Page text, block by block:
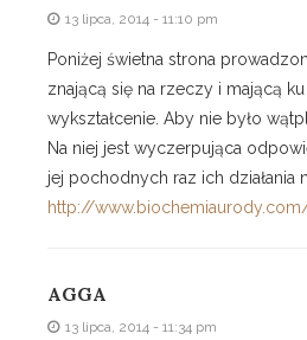
13 lipca, 2014 - 11:10 pm
Poniżej świetna strona
znającą się na rzeczy i mającą
wykształcenie. Aby nie było
Na niej jest wyczerpująca
jej pochodnych raz ich działania
http://
AGGA
13 lipca, 2014 - 11:34 pm